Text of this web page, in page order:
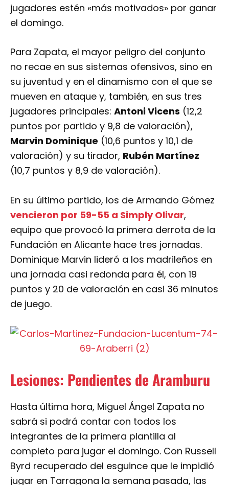
jugadores estén «más motivados» por ganar
el domingo.
Para Zapata, el mayor peligro del conjunto
no recae en sus sistemas ofensivos, sino en
su juventud y en el dinamismo con el que se
mueven en ataque y, también, en sus tres
jugadores principales: Antoni Vicens (12,2
puntos por partido y 9,8 de valoración),
Marvin Dominique (10,6 puntos y 10,1 de
valoración) y su tirador, Rubén Martínez
(10,7 puntos y 8,9 de valoración).
En su último partido, los de Armando Gómez
vencieron por 59-55 a Simply Olivar,
equipo que provocó la primera derrota de la
Fundación en Alicante hace tres jornadas.
Dominique Marvin lideró a los madrileños en
una jornada casi redonda para él, con 19
puntos y 20 de valoración en casi 36 minutos
de juego.
Lesiones: Pendientes de Aramburu
Hasta última hora, Miguel Ángel Zapata no
sabrá si podrá contar con todos los
integrantes de la primera plantilla al
completo para jugar el domingo. Con Russell
Byrd recuperado del esguince que le impidió
jugar en Tarragona la semana pasada, las